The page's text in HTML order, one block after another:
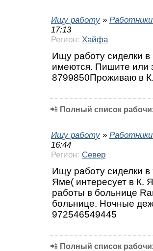
Ищу работу »
17:13
Регион: Хайфа
Ищу работу сиделки
имеются. Пишите или
8799850Проживаю в
📲 Полный список
Ищу работу »
16:44
Регион: Север
Ищу работу сиделки в
Яме( интересует в К.
работы в больнице
больнице. Ночные
972546549445
📲 Полный список